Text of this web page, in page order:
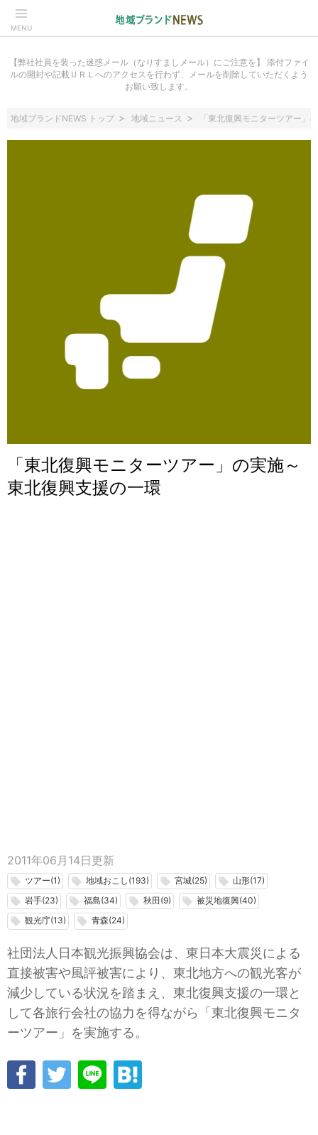
MENU
【弊社社員を装った迷惑メール（なりすましメール）にご注意を】 添付ファイ
ルの開封や記載ＵＲＬへのアクセスを行わず、メールを削除していただくよう
お願い致します。
地域ブランドNEWS トップ 地域ニュース 「東北復興モニターツアー」
「東北復興モニターツアー」の実施～
東北復興支援の一環
2011年06月14日 更新
local_offer ツアー(1) local_offer 地域おこし(193) local_offer 宮城(25) local_offer 山形(17)
local_offer 岩手(23) local_offer 福島(34) local_offer 秋田(9) local_offer 被災地復興(40)
local_offer 観光庁(13) local_offer 青森(24)
社団法人日本観光振興協会は、東日本大震災による
直接被害や風評被害により、東北地方への観光客が
減少している状況を踏まえ、東北復興支援の一環と
して各旅行会社の協力を得ながら「東北復興モニタ
ーツアー」を実施する。